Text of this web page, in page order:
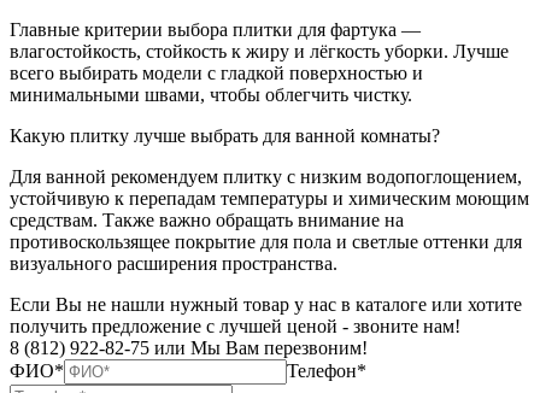
Главные критерии выбора плитки для фартука —
влагостойкость, стойкость к жиру и лёгкость уборки. Лучше
всего выбирать модели с гладкой поверхностью и
минимальными швами, чтобы облегчить чистку.
Какую плитку лучше выбрать для ванной комнаты?
Для ванной рекомендуем плитку с низким водопоглощением,
устойчивую к перепадам температуры и химическим моющим
средствам. Также важно обращать внимание на
противоскользящее покрытие для пола и светлые оттенки для
визуального расширения пространства.
Если Вы не нашли нужный товар у нас в каталоге или хотите
получить предложение с лучшей ценой - звоните нам!
8 (812) 922-82-75 или Мы Вам перезвоним!
ФИО*
Телефон*